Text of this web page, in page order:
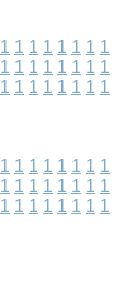
1 1 1 1 1 1 1 1
1 1 1 1 1 1 1 1
1 1 1 1 1 1 1 1
1 1 1 1 1 1 1 1
1 1 1 1 1 1 1 1
1 1 1 1 1 1 1 1